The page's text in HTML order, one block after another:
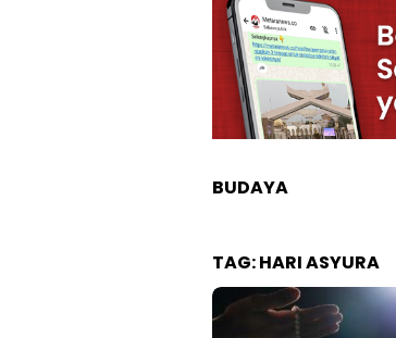
BUDAYA
TAG:HARI ASYURA